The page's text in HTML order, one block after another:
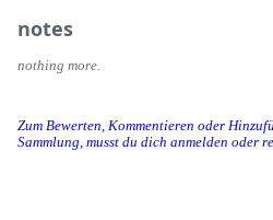
Zum Bewerten, Kommentieren oder
Sammlung, musst du dich anmelden oder
notes
nothing more.